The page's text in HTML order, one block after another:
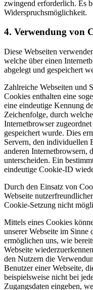
zwingend erforderlich. Es
Widerspruchsmöglichkeit.
4. Verwendung von
Diese Webseiten
welche über einen
abgelegt und gespeichert
Zahlreiche Webseiten und
Cookies enthalten eine
eine eindeutige Kennung
Zeichenfolge, durch
Internetbrowser
gespeichert wurde. Dies
Servern, den individuellen
anderen Internetbrowsern,
unterscheiden. Ein
eindeutige Cookie-ID
Durch den Einsatz von
Webseite
Cookie-Setzung nicht
Mittels eines Cookies
unserer Webseite im Sinne
ermöglichen uns, wie
Webseite
den Nutzern die
Benutzer einer Webseite,
beispielsweise nicht bei
Zugangsdaten eingeben,